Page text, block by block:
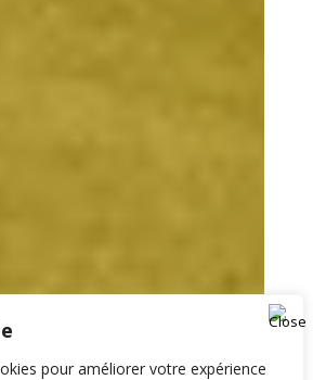
pour améliorer votre expérience